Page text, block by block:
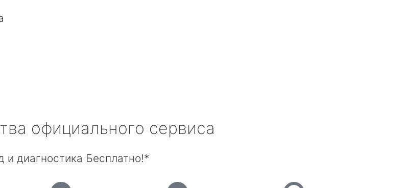
официального сервиса
и диагностика Бесплатно!*